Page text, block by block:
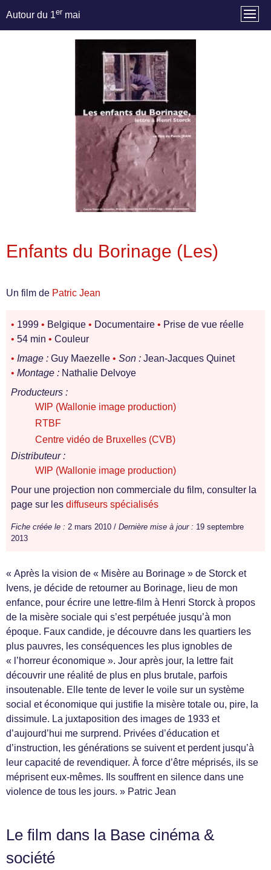
Autour du 1er mai
Enfants du Borinage (Les)
Un film de Patric Jean
• 1999 • Belgique • Documentaire • Prise de vue réelle
• 54 min • Couleur
• Image : Guy Maezelle • Son : Jean-Jacques Quinet
• Montage : Nathalie Delvoye
Producteurs :
WIP (Wallonie image production)
RTBF
Centre vidéo de Bruxelles (CVB)
Distributeur :
WIP (Wallonie image production)
Pour une projection non commerciale du film, consulter la
page sur les diffuseurs spécialisés
Fiche créée le : 2 mars 2010 / Dernière mise à jour : 19 septembre
2013
« Après la vision de « Misère au Borinage » de Storck et
Ivens, je décide de retourner au Borinage, lieu de mon
enfance, pour écrire une lettre-film à Henri Storck à propos
de la misère sociale qui s’est perpétuée jusqu’à mon
époque. Faux candide, je découvre dans les quartiers les
plus pauvres, les conséquences les plus ignobles de
« l’horreur économique ». Jour après jour, la lettre fait
découvrir une réalité de plus en plus brutale, parfois
insoutenable. Elle tente de lever le voile sur un système
social et économique qui justifie la misère totale ou, pire, la
dissimule. La juxtaposition des images de 1933 et
d’aujourd’hui me surprend. Privées d’éducation et
d’instruction, les générations se suivent et perdent jusqu’à
leur capacité de revendiquer. À force d’être méprisés, ils se
méprisent eux-mêmes. Ils souffrent en silence dans une
violence de tous les jours. » Patric Jean
Le film dans la Base cinéma &
société